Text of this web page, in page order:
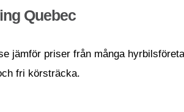
Quebec
jämför priser från många
fri körsträcka.